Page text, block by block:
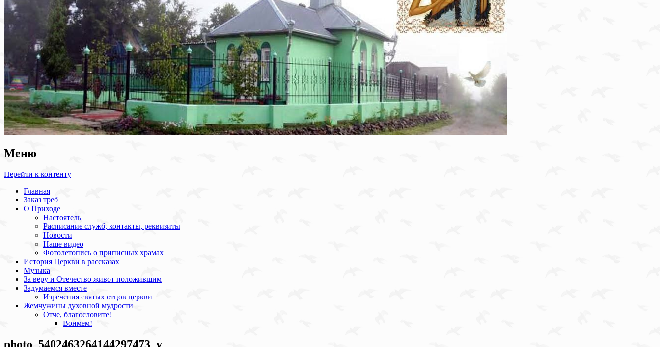
Меню
Перейти к контенту
Главная
Заказ треб
О Приходе
Настоятель
Расписание служб, контакты, реквизиты
Новости
Наше видео
Фотолетопись о приписных храмах
История Церкви в рассказах
Музыка
За веру и Отечество живот положившим
Задумаемся вместе
Изречения святых отцов церкви
Жемчужины духовной мудрости
Отче, благословите!
Вонмем!
photo_5402463264144297473_y